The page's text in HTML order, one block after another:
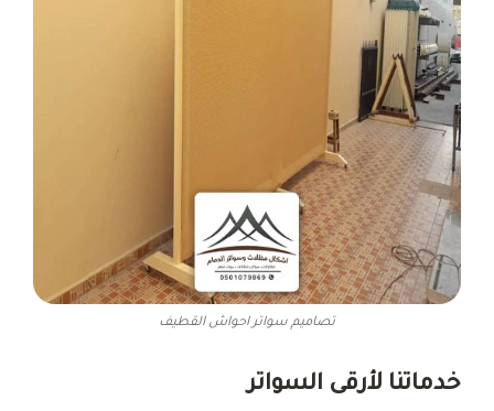
تصاميم سواتر احواش القطيف
خدماتنا لأرقى السواتر